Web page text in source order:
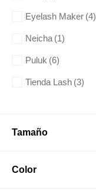
Eyelash Maker (4)
Neicha (1)
Puluk (6)
Tienda Lash (3)
Tamaño
Color